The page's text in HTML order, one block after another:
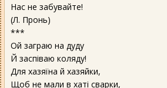
Нас не забувайте!
(Л. Пронь)
***
Ой заграю на дуду
Й заспіваю коляду!
Для хазяїна й хазяйки,
Щоб не мали в хаті сварки,